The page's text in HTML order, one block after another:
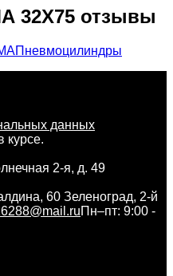
32X75 отзывы
Пневмоцилиндры
данных
курсе.
2-я, д. 49
60 Зеленоград, 2-й
Пн–пт: 9:00 -